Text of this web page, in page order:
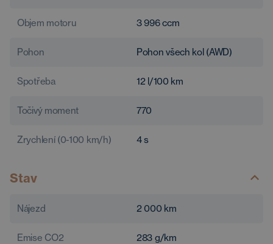
Objem motoru 3 996ccm
Pohon Pohon všech kol (AWD)
Spotřeba 12 l/100 km
Točivý moment 770
Zrychlení (0-100 km/h) 4s
Stav
Nájezd 2 000 km
Emise CO2 283 g/km